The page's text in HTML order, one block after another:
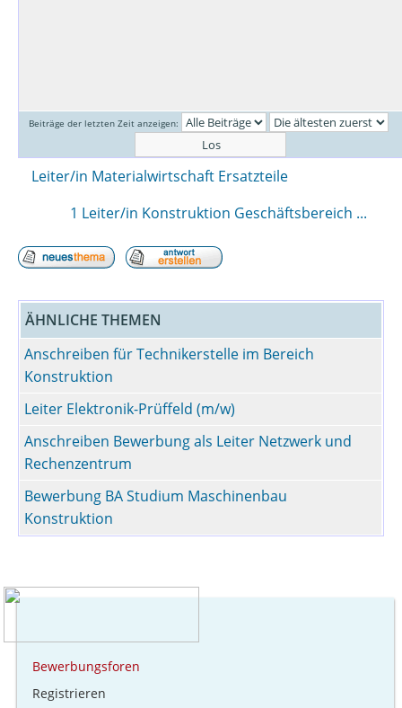
Beiträge der letzten Zeit anzeigen:
Leiter/in Materialwirtschaft Ersatzteile
1 Leiter/in Konstruktion Geschäftsbereich ...
ÄHNLICHE THEMEN
Anschreiben für Technikerstelle im Bereich
Konstruktion
Leiter Elektronik-Prüffeld (m/w)
Anschreiben Bewerbung als Leiter Netzwerk und
Rechenzentrum
Bewerbung BA Studium Maschinenbau
Konstruktion
Bewerbungsforen
Registrieren